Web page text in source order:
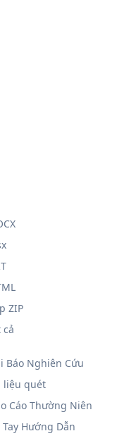
Báo Nghiên Cứu
liệu quét
Cáo Thường Niên
Tay Hướng Dẫn
ZIP
cả